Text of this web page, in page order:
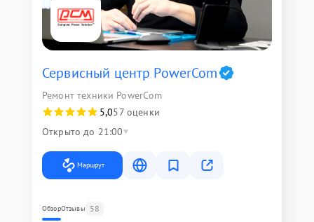
Сервисный центр PowerCom
Ремонт техники PowerCom
5,057 оценки
Открыто до 21:00
Маршрут
ОбзорОтзывы 58